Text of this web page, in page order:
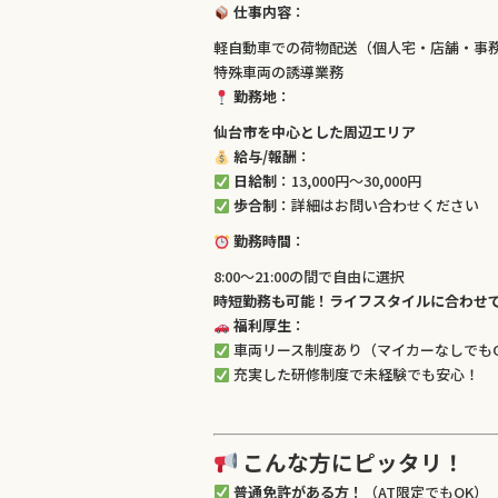
仕事内容：
軽自動車での荷物配送（個人宅・店舗・事
特殊車両の誘導業務
勤務地：
仙台市を中心とした周辺エリア
給与/報酬：
日給制：13,000円～30,000円
歩合制：詳細はお問い合わせください
勤務時間 ：
8:00～21:00の間で自由に選択
時短勤務も可能！ライフスタイルに合わせ
福利厚生：
車両リース制度あり（マイカーなしでも
充実した研修制度で未経験でも安心！
こんな方にピッタリ！
普通免許がある方！
（AT限定でもOK）